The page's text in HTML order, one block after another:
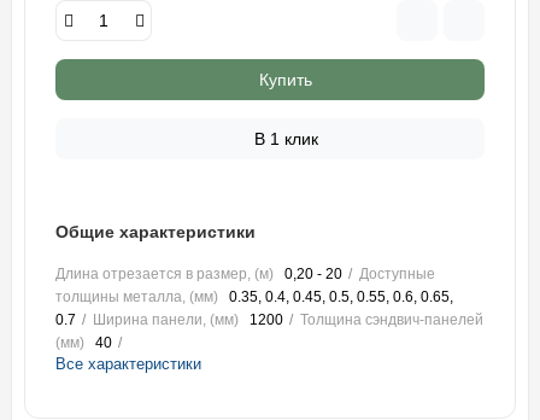
Купить
В 1 клик
Общие характеристики
Длина отрезается в размер, (м) 0,20 - 20
Доступные
толщины металла, (мм)
0.35, 0.4, 0.45, 0.5, 0.55, 0.6, 0.65,
0.7
Ширина панели, (мм) 1200
Толщина сэндвич-панелей
(мм)
40
Все характеристики